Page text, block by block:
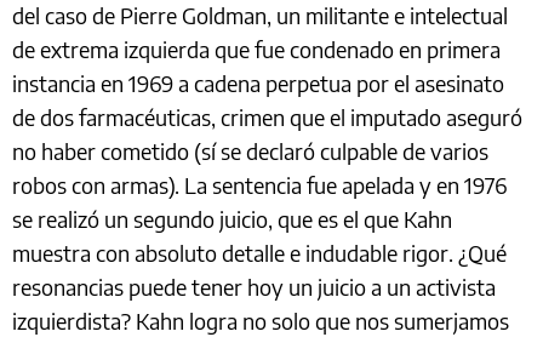
del caso de Pierre Goldman, un militante e intelectual
de extrema izquierda que fue condenado en primera
instancia en 1969 a cadena perpetua por el asesinato
de dos farmacéuticas, crimen que el imputado aseguró
no haber cometido (sí se declaró culpable de varios
robos con armas). La sentencia fue apelada y en 1976
se realizó un segundo juicio, que es el que Kahn
muestra con absoluto detalle e indudable rigor. ¿Qué
resonancias puede tener hoy un juicio a un activista
izquierdista? Kahn logra no solo que nos sumerjamos